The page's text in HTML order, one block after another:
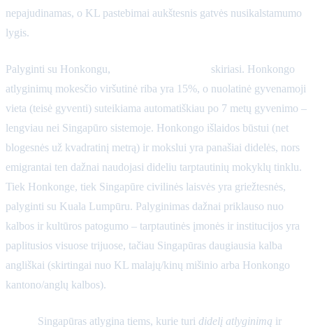
nepajudinamas, o KL pastebimai aukštesnis gatvės nusikalstamumo
lygis.
Palyginti su Honkongu,
skiriasi. Honkongo
atlyginimų mokesčio viršutinė riba yra 15%, o nuolatinė gyvenamoji
vieta (teisė gyventi) suteikiama automatiškiau po 7 metų gyvenimo –
lengviau nei Singapūro sistemoje. Honkongo išlaidos būstui (net
blogesnės už kvadratinį metrą) ir mokslui yra panašiai didelės, nors
emigrantai ten dažnai naudojasi dideliu tarptautinių mokyklų tinklu.
Tiek Honkonge, tiek Singapūre civilinės laisvės yra griežtesnės,
palyginti su Kuala Lumpūru. Palyginimas dažnai priklauso nuo
kalbos ir kultūros patogumo – tarptautinės įmonės ir institucijos yra
paplitusios visuose trijuose, tačiau Singapūras daugiausia kalba
angliškai (skirtingai nuo KL malajų/kinų mišinio arba Honkongo
kantono/anglų kalbos).
Singapūras atlygina tiems, kurie turi didelį atlyginimą ir